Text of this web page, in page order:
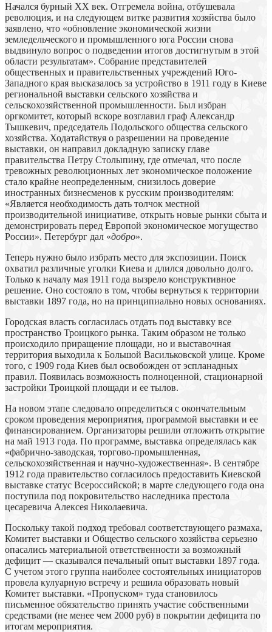
Начался бурный ХХ век. Отгремела война, отбушевала
революция, и на следующем витке развития хозяйства было
заявлено, что «обновление экономической жизни
земледельческого и промышленного юга России снова
выдвинуло вопрос о подведении итогов достигнутым в этой
области результатам». Собрание представителей
общественных и правительственных учреждений Юго-
Западного края высказалось за устройство в 1911 году в Киеве
региональной выставки сельского хозяйства и
сельскохозяйственной промышленности. Был избран
оргкомитет, который вскоре возглавил граф Александр
Тышкевич, председатель Подольского общества сельского
хозяйства. Ходатайствуя о разрешении на проведение
выставки, он направил докладную записку главе
правительства Петру Столыпину, где отмечал, что после
тревожных революционных лет экономическое положение
стало крайне неопределенным, снизилось доверие
иностранных бизнесменов к русским производителям:
«Является необходимость дать толчок местной
производительной инициативе, открыть новые рынки сбыта и
демонстрировать перед Европой экономическое могущество
России». Петербург дал «добро».
Теперь нужно было избрать место для экспозиции. Поиск
охватил различные уголки Киева и длился довольно долго.
Только к началу мая 1911 года вызрело конструктивное
решение. Оно состояло в том, чтобы вернуться к территории
выставки 1897 года, но на принципиально новых основаниях.
Городская власть согласилась отдать под выставку все
пространство Троицкого рынка. Таким образом не только
происходило приращение площади, но и выставочная
территория выходила к Большой Васильковской улице. Кроме
того, с 1909 года Киев был освобожден от эспланадных
правил. Появилась возможность полноценной, стационарной
застройки Троицкой площади и ее тылов.
На новом этапе следовало определиться с окончательным
сроком проведения мероприятия, программой выставки и ее
финансированием. Организаторы решили отложить открытие
на май 1913 года. По программе, выставка определялась как
«фабрично-заводская, торгово-промышленная,
сельскохозяйственная и научно-художественная». В сентябре
1912 года правительство согласилось предоставить Киевской
выставке статус Всероссийской; в марте следующего года она
поступила под покровительство наследника престола
цесаревича Алексея Николаевича.
Поскольку такой подход требовал соответствующего размаха,
Комитет выставки и Общество сельского хозяйства серьезно
опасались материальной ответственности за возможный
дефицит — сказывался печальный опыт выставки 1897 года.
С учетом этого группа наиболее состоятельных инициаторов
провела кулуарную встречу и решила образовать новый
Комитет выставки. «Пропуском» туда становилось
письменное обязательство принять участие собственными
средствами (не менее чем 2000 руб) в покрытии дефицита по
итогам мероприятия.